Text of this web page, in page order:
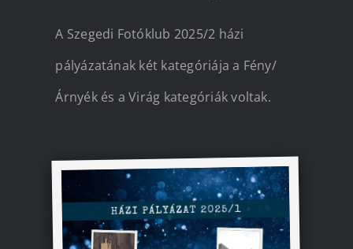
A Szegedi Fotóklub 2025/2 házi
pályázatának két kategóriája a Fény/
Árnyék és a Virág kategóriák voltak.